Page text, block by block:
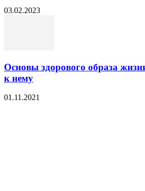
03.02.2023
Основы здорового образа
к нему
01.11.2021